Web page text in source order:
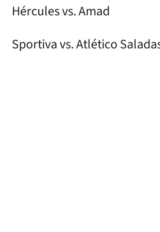
Hércules vs. Amad
Sportiva vs. Atlético